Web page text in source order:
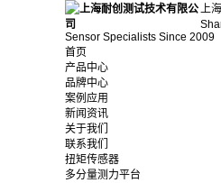
上
Sensor Specialists Since 2009
首页
产品中心
品牌中心
案例应用
新闻资讯
关于我们
联系我们
扭矩传感器
多分量测力平台